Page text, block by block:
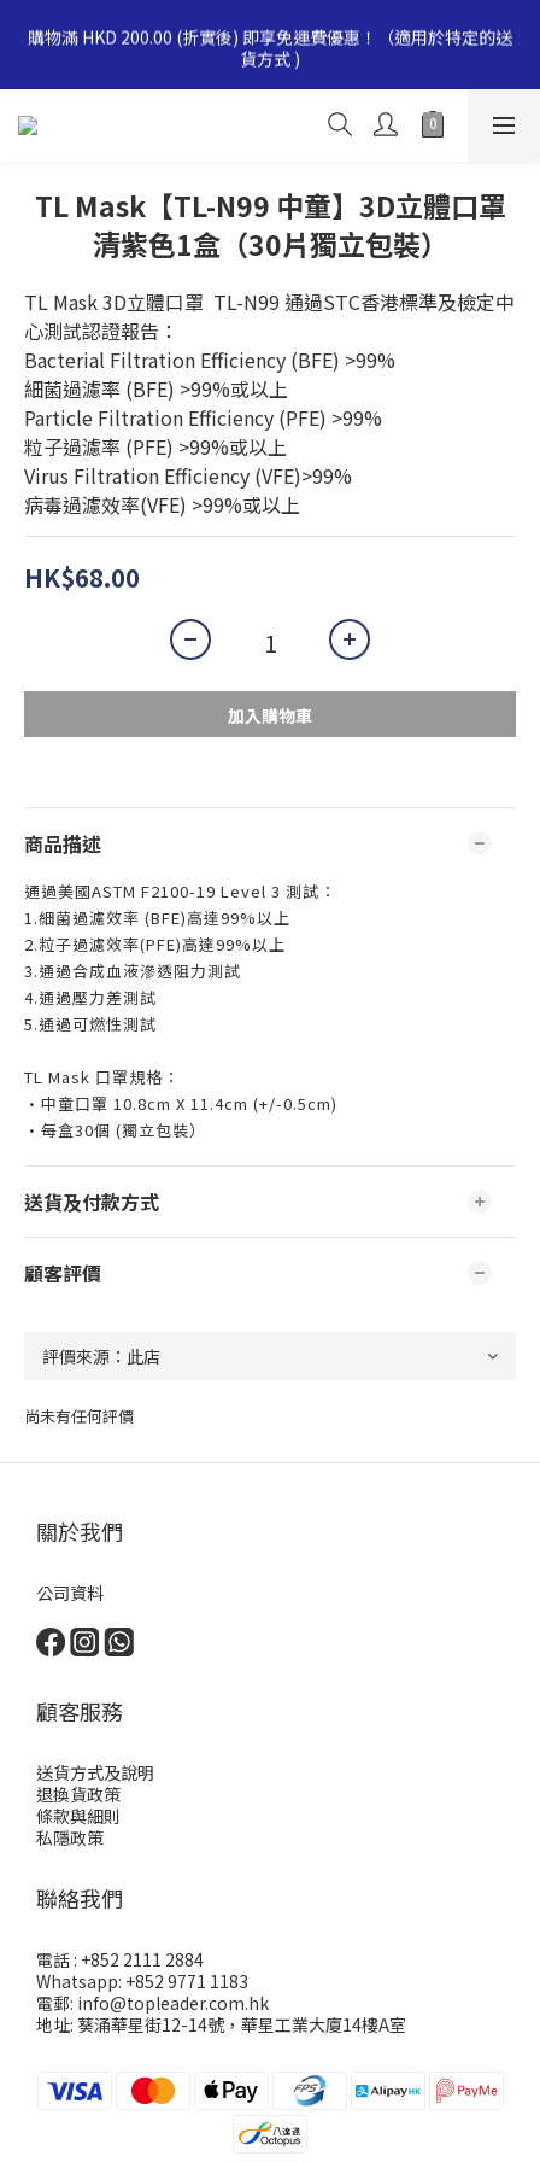
消費滿$500即享全單 9 折優惠！折扣商品同時適用。實際折扣金
額會於結帳時自動扣除，有效期至 2026-12-31。(此優惠不適用於
熱賣精選產品及快速檢測試劑)
購物滿 HKD 200.00 (折實後) 即享免運費優惠！（適用於特定的送
貨方式 )
消費滿$1000即享全單 8折優惠！ 折扣商品同時適用。實際折扣金
額會於結帳時自動扣除，有效期至 2026-12-31。(此優惠不適用於
消費滿$500即享全單 9 折優惠！折扣商品同時適用。實際折扣金
額會於結帳時自動扣除，有效期至 2026-12-31。(此優惠不適用於
熱賣精選產品及快速檢測試劑)
TL Mask【TL-N99 中童】3D立體口罩
清紫色1盒（30片獨立包裝）
TL Mask 3D立體口罩  TL-N99 通過STC香港標準及檢定中
心測試認證報告：
Bacterial Filtration Efficiency (BFE) >99%
細菌過濾率 (BFE) >99%或以上
Particle Filtration Efficiency (PFE) >99%
粒子過濾率 (PFE) >99%或以上
Virus Filtration Efficiency (VFE)>99%
病毒過濾效率(VFE) >99%或以上
HK$68.00
加入購物車
商品描述
通過美國ASTM F2100-19 Level 3 測試：
1.細菌過濾效率 (BFE)高達99%以上
2.粒子過濾效率(PFE)高達99%以上
3.通過合成血液滲透阻力測試
4.通過壓力差測試
5.通過可燃性測試
TL Mask 口罩規格：
•中童口罩 10.8cm X 11.4cm (+/-0.5cm)
•每盒30個 (獨立包裝）
送貨及付款方式
顧客評價
尚未有任何評價
關於我們
公司資料
顧客服務
送貨方式及說明
退換貨政策
條款與細則
私隱政策
聯絡我們
電話 : +852 2111 2884
Whatsapp: +852 9771 1183
電郵: info@topleader.com.hk
地址: 葵涌華星街12-14號，華星工業大廈14樓A室